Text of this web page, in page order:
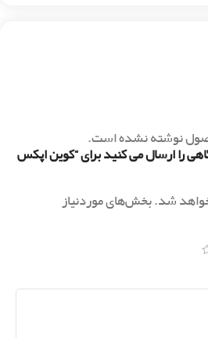
نوشته نشده است.
را ارسال می کنید برای “کوین اپکس
شد.بخش‌های موردنیاز